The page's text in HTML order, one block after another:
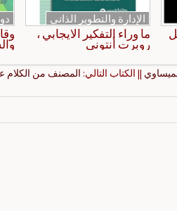
الإدارة والتطوير الذاتي
ما وراء التفكير الايجابي ،
روبرت أنتوني
|| الكتاب التالي: المصنف من الكلام